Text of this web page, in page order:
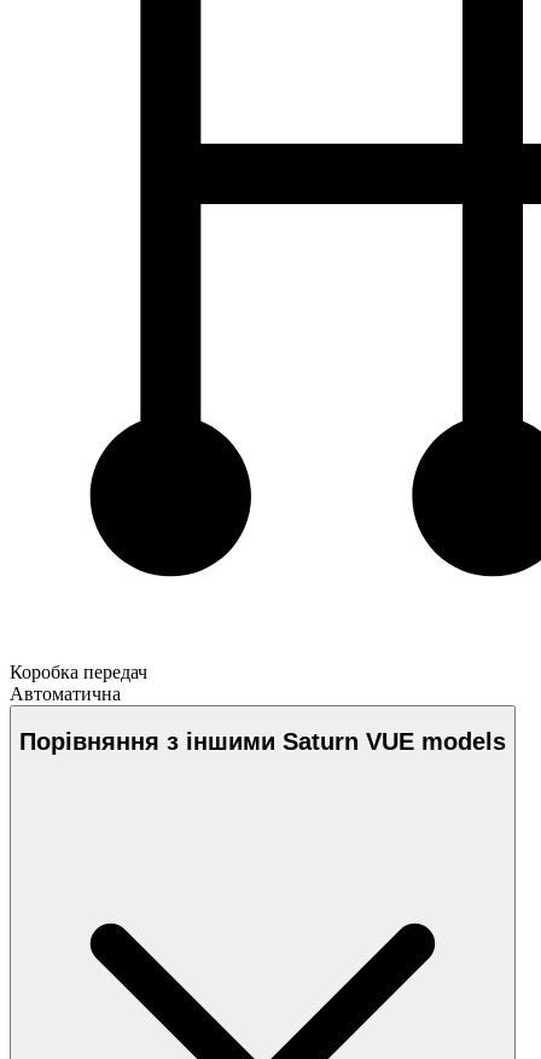
Коробка передач
Автоматична
Порівняння з іншими Saturn VUE models